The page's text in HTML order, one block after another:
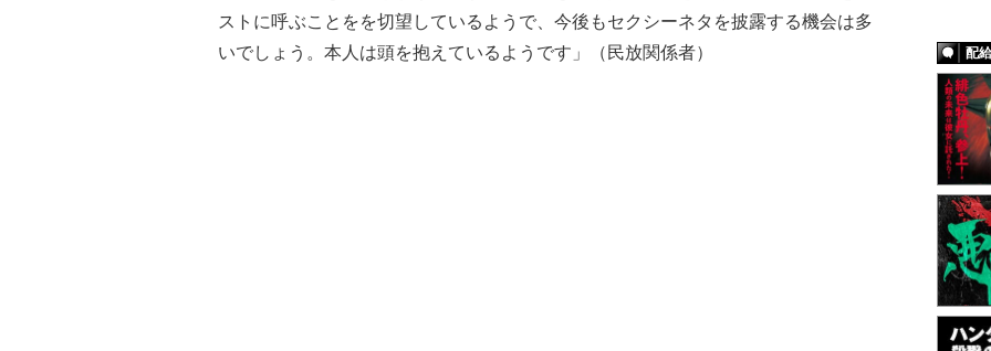
ストに呼ぶことをを切望しているようで、今後もセクシーネタを披露する機会は多
いでしょう。本人は頭を抱えているようです」（民放関係者）
配